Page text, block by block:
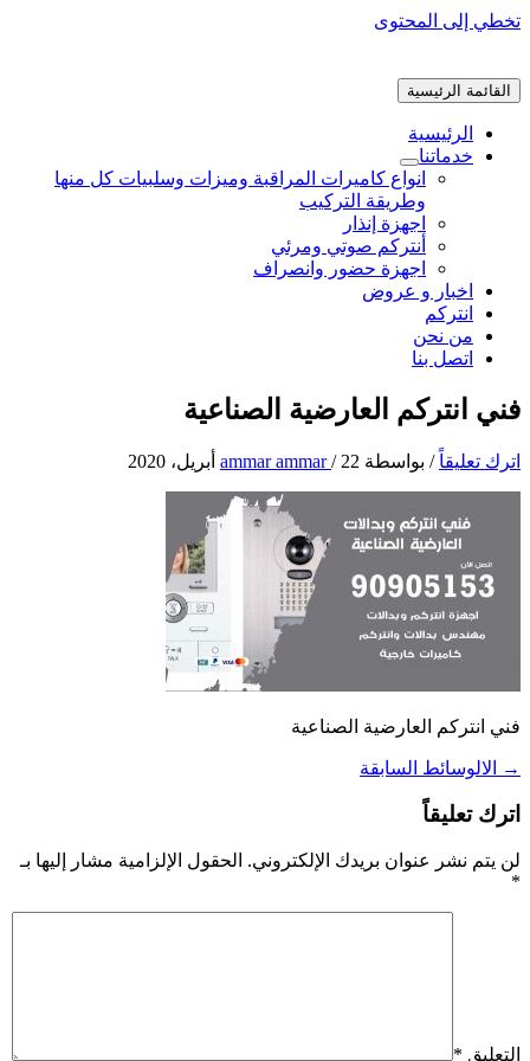
تخطي إلى المحتوى
القائمة الرئيسية
الرئيسية
خدماتنا
انواع كاميرات المراقبة وميزات وسلبيات كل منها
وطريقة التركيب
اجهزة إنذار
أنتركم صوتي ومرئي
اجهزة حضور وانصراف
اخبار و عروض
انتركم
من نحن
اتصل بنا
فني انتركم العارضية الصناعية
اترك تعليقاً / بواسطة ammar ammar/ 22 أبريل، 2020
فني انتركم العارضية الصناعية
→ الالوسائط السابقة
اترك تعليقاً
لن يتم نشر عنوان بريدك الإلكتروني. الحقول الإلزامية مشار إليها بـ
*
التعليق *